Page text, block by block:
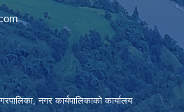
नगर कार्यपालिकाकाे कार्यालय